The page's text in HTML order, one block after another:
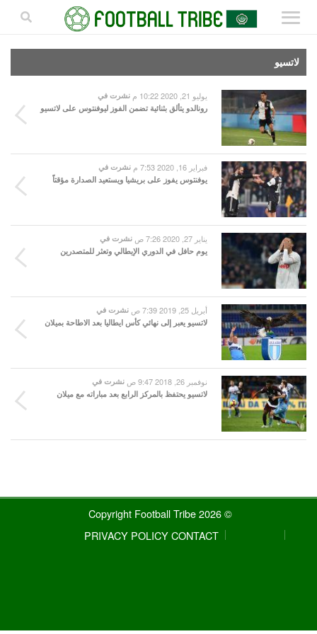
لاتسيو
نشرت في يوليو 21, 2020 10:22 م
رونالدو يتألق بثنائية تضمن الفوز ليوفنتوس على لاتسيو
نشرت في فبراير 16, 2020 7:53 م
يوفنتوس يفوز على بريشيا ويستعيد الصدارة مؤقتاً
نشرت في يناير 27, 2020 7:26 ص
يوم حافل في الدوري الإيطالي وتعثر للمتصدرين
نشرت في أبريل 25, 2019 7:39 ص
لاتسيو يعبر إلى نهائي كأس ايطاليا بعد الاطاحة بميلان
نشرت في نوفمبر 26, 2018 9:47 ص
لاتسيو يحتفظ بالمركز الرابع بعد مباراته مع ميلان
© 2026 Copyright Football Tribe
CONTACT
PRIVACY POLICY